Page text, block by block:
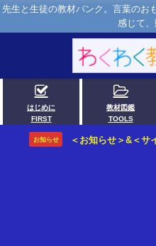
先生と生徒の教材バンク。言葉のお
感じて、
はじめに
FIRST
教材図鑑
TOOLS
お知らせ ＜お知らせ＞&＜サ